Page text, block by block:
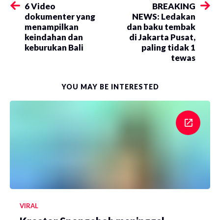
6 Video
dokumenter yang
menampilkan
keindahan dan
keburukan Bali
BREAKING
NEWS: Ledakan
dan baku tembak
di Jakarta Pusat,
paling tidak 1
tewas
YOU MAY BE INTERESTED
VIRAL